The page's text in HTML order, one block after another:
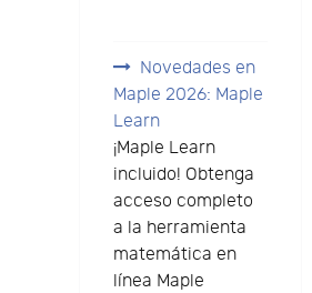
Novedades en
Maple 2026: Maple
Learn
¡Maple Learn
incluido! Obtenga
acceso completo
a la herramienta
matemática en
línea Maple